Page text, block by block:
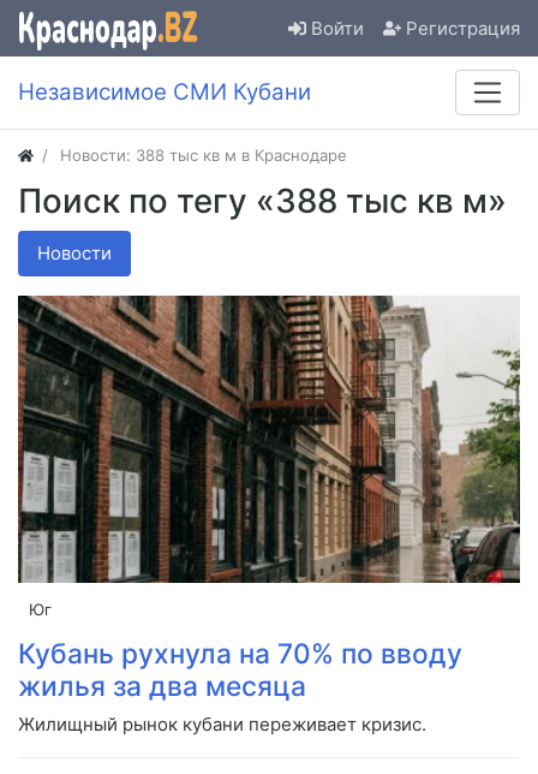
Войти Регистрация
Независимое СМИ Кубани
Новости: 388 тыс кв м в Краснодаре
Поиск по тегу «388 тыс кв м»
Новости
Юг
Кубань рухнула на 70% по вводу
жилья за два месяца
Жилищный рынок кубани переживает кризис.